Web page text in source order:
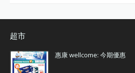
超市
惠康 wellcome: 今期優惠